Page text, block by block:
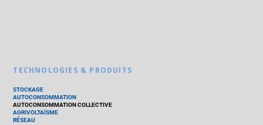
TECHNOLOGIES & PRODUITS
STOCKAGE
AUTOCONSOMMATION
AUTOCONSOMMATION COLLECTIVE
AGRIVOLTAÏSME
RÉSEAU